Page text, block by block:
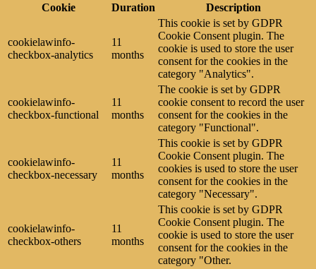
Cookie
Duration Description
cookielawinfo-
checkbox-analytics
11
months
This cookie is set by GDPR
Cookie Consent plugin. The
cookie is used to store the user
consent for the cookies in the
category "Analytics".
cookielawinfo-
checkbox-functional
11
months
The cookie is set by GDPR
cookie consent to record the user
consent for the cookies in the
category "Functional".
cookielawinfo-
checkbox-necessary
11
months
This cookie is set by GDPR
Cookie Consent plugin. The
cookies is used to store the user
consent for the cookies in the
category "Necessary".
cookielawinfo-
checkbox-others
11
months
This cookie is set by GDPR
Cookie Consent plugin. The
cookie is used to store the user
consent for the cookies in the
category "Other.